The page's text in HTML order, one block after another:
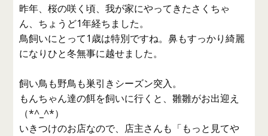
昨年、桜の咲く頃、我が家にやってきたさくちゃ
ん、ちょうど1年経ちました。
鳥飼いにとって1歳は特別ですね。鼻もすっかり綺麗
になりひと冬無事に越せました。
飼い鳥も野鳥も巣引きシーズン突入。
もんちゃん達の餌を飼いに行くと、雛雛がお出迎え
（*^_^*）
いきつけのお店なので、店主さんも「もっと見てや